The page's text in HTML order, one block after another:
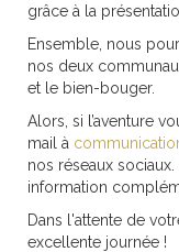
grâce à la
Ensemble, nous
nos deux
et le bien-bouger.
Alors, si l’aventure
mail à
nos réseaux sociaux.
information
Dans l'attente de
excellente journée !